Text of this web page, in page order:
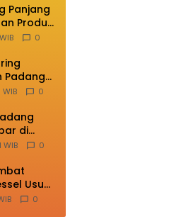
Panjang
Produk
0
Padang;
0
di
Sobat
0
Usut
Painan
0